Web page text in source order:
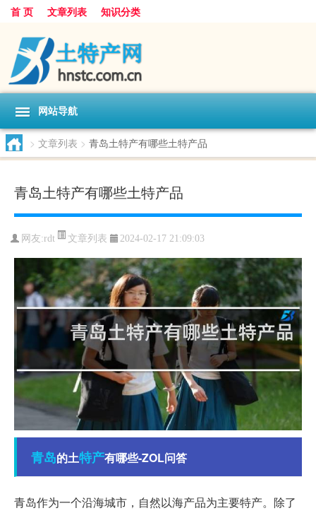
首 页 文章列表 知识分类
网站导航
> 文章列表 > 青岛土特产有哪些土特产品
青岛土特产有哪些土特产品
网友:rdt 文章列表 2024-02-17 21:09:03
青岛的土特产有哪些-ZOL问答
青岛作为一个沿海城市，自然以海产品为主要特产。除了